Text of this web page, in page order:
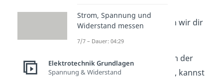
bewerkstelligt wird, zeigen wir dir
im nächsten Kapitel.
Falls du nicht weißt, warum der
Induktionsstrom
entsteht, kannst
Strom, Spannung und
Widerstand messen
7/7 – Dauer: 04:29
Elektrotechnik Grundlagen
Spannung & Widerstand